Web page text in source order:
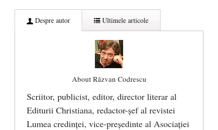
Despre autor Ultimele articole
About Răzvan Codrescu
Scriitor, publicist, editor, director literar al
Editurii Christiana, redactor-şef al revistei
Lumea credinţei, vice-preşedinte al Asociaţiei